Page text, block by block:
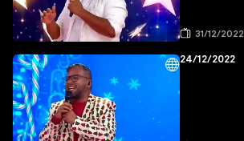
31/12/2022
24/12/2022